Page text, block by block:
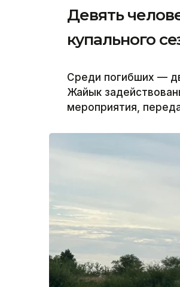
Девять
купального
Среди погибших —
Жайык
мероприятия,